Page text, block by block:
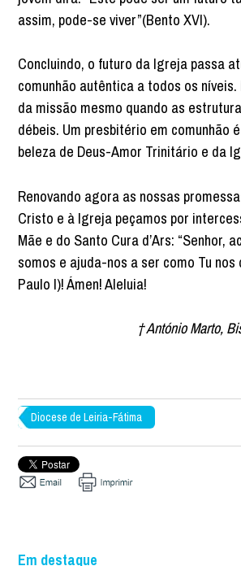
assim, pode-se viver”(Bento XVI).
Concluindo, o futuro da Igreja passa
comunhão autêntica a todos os
da missão mesmo quando as
débeis. Um presbitério em comunhão
beleza de Deus-Amor Trinitário e da
Renovando agora as nossas
Cristo e à Igreja peçamos por
Mãe e do Santo Cura d’Ars: “Senhor,
somos e ajuda-nos a ser como Tu nos
Paulo I)! Ámen! Aleluia!
† António Marto,
Diocese de Leiria-Fátima
Em destaque